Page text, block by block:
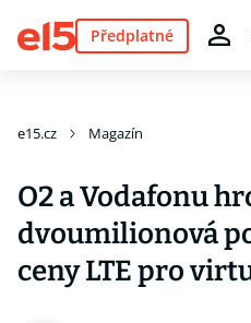
Předplatné
e15.cz Magazín
O2 a Vodafonu
dvoumilionová
ceny LTE pro